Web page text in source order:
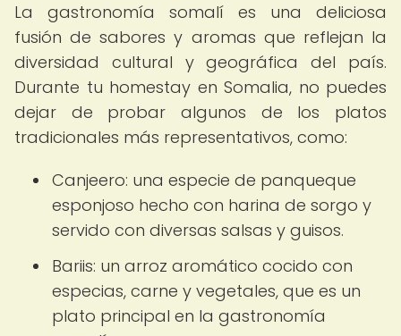
La gastronomía somalí es una deliciosa
fusión de sabores y aromas que reflejan la
diversidad cultural y geográfica del país.
Durante tu homestay en Somalia, no puedes
dejar de probar algunos de los platos
tradicionales más representativos, como:
Canjeero: una especie de panqueque
esponjoso hecho con harina de sorgo y
servido con diversas salsas y guisos.
Bariis: un arroz aromático cocido con
especias, carne y vegetales, que es un
plato principal en la gastronomía